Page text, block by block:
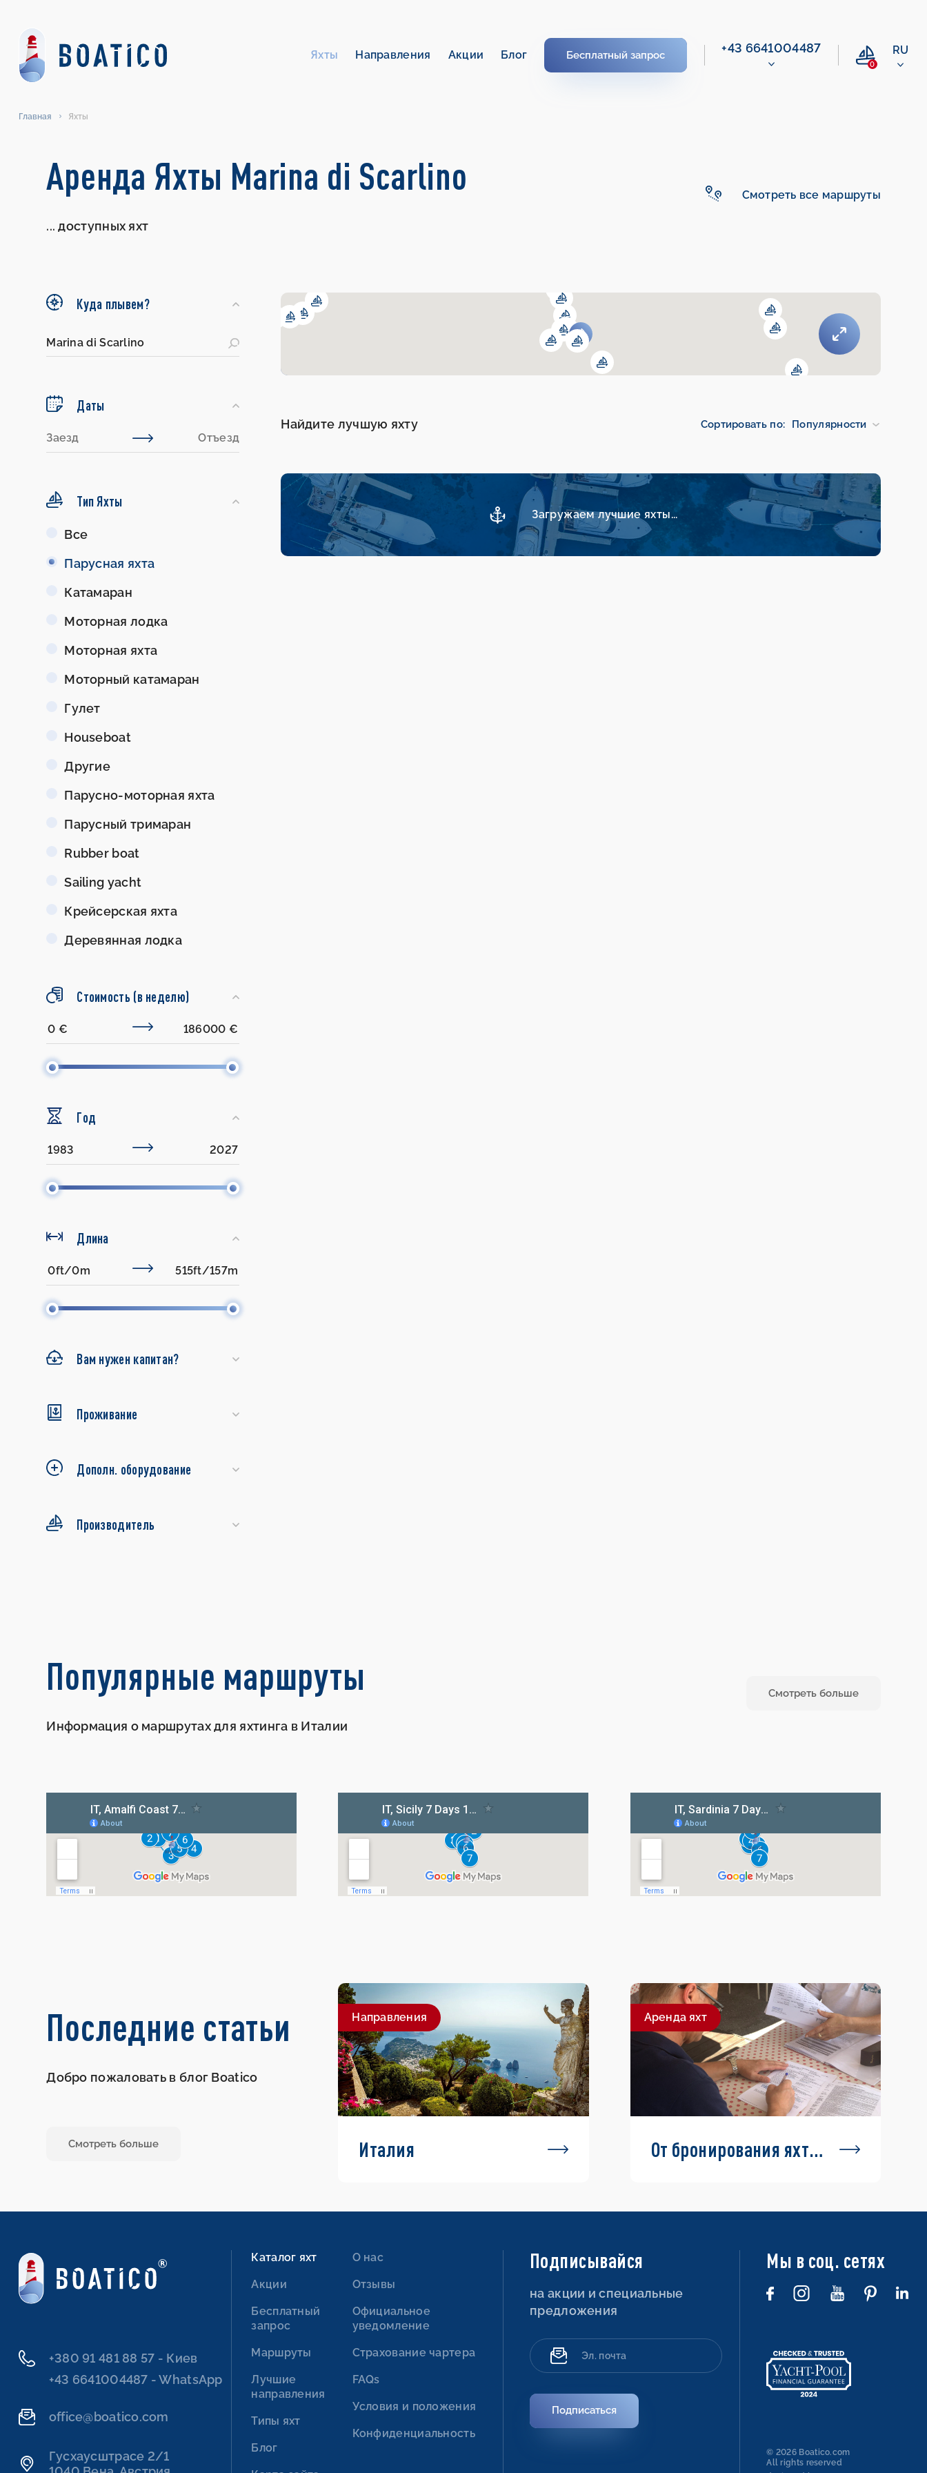
Яхты Направления Акции Блог Бесплатный запрос +43 6641004487
0
RU
Главная Яхты
Аренда Яхты Marina di Scarlino
... доступных яхт
Смотреть все маршруты
Куда плывем?
Даты
Тип Яхты
Все
Парусная яхта
Катамаран
Моторная лодка
Моторная яхта
Моторный катамаран
Гулет
Houseboat
Другие
Парусно-моторная яхта
Парусный тримаран
Rubber boat
Sailing yacht
Крейсерская яхта
Деревянная лодка
Стоимость (в неделю)
Год
Длина
Вам нужен капитан?
Проживание
Дополн. оборудование
Производитель
Найдите лучшую яхту Сортировать по: Популярности
Загружаем лучшие яхты...
Популярные маршруты
Информация о маршрутах для яхтинга в Италии
Смотреть больше
Последние статьи
Добро пожаловать в блог Boatico
Смотреть больше
Направления
Италия
Aренда яхт
От бронирования яхты
+380 91 481 88 57 - Киев
+43 6641004487 - WhatsApp
office@boatico.com
Гусхаусштрасе 2/1
Каталог яхт
Акции
Бесплатный
запрос
Маршруты
Лучшие
направления
Типы яхт
Блог
О нас
Отзывы
Официальное
уведомление
Страхование чартера
FAQs
Условия и положения
Конфиденциальность
Подписывайся
на акции и специальные
предложения
Подписаться
Мы в соц. сетях
© 2026 Boatico.com
All rights reserved